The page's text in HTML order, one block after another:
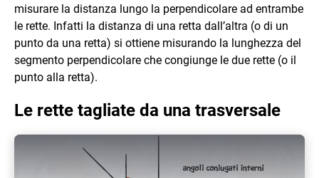
misurare la distanza lungo la perpendicolare ad entrambe
le rette. Infatti la distanza di una retta dall’altra (o di un
punto da una retta) si ottiene misurando la lunghezza del
segmento perpendicolare che congiunge le due rette (o il
punto alla retta).
Le rette tagliate da una trasversale